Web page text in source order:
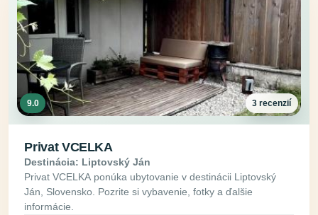
9.0 3 recenzií
Privat VCELKA
Destinácia: Liptovský Ján
Privat VCELKA ponúka ubytovanie v destinácii Liptovský
Ján, Slovensko. Pozrite si vybavenie, fotky a ďalšie
informácie.